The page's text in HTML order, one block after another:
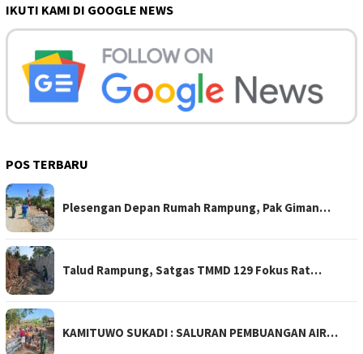
IKUTI KAMI DI GOOGLE NEWS
POS TERBARU
Plesengan Depan Rumah Rampung, Pak Giman…
Talud Rampung, Satgas TMMD 129 Fokus Rat…
KAMITUWO SUKADI : SALURAN PEMBUANGAN AIR…